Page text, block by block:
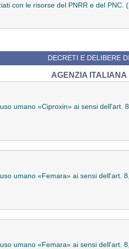
con le risorse del PNRR e del PNC.
DECRETI E DELIBERE
AGENZIA
umano «Ciproxin» ai sensi
umano «Femara» ai sensi dell'art.
umano «Femara» ai sensi dell'art.